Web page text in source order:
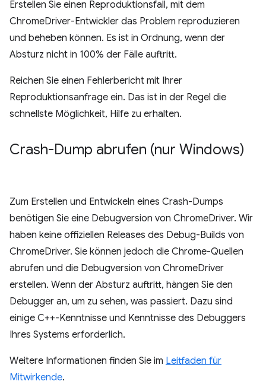
Erstellen Sie einen Reproduktionsfall, mit dem
ChromeDriver-Entwickler das Problem reproduzieren
und beheben können. Es ist in Ordnung, wenn der
Absturz nicht in 100% der Fälle auftritt.
Reichen Sie einen Fehlerbericht mit Ihrer
Reproduktionsanfrage ein. Das ist in der Regel die
schnellste Möglichkeit, Hilfe zu erhalten.
Crash-Dump abrufen (nur Windows)
Zum Erstellen und Entwickeln eines Crash-Dumps
benötigen Sie eine Debugversion von ChromeDriver. Wir
haben keine offiziellen Releases des Debug-Builds von
ChromeDriver. Sie können jedoch die Chrome-Quellen
abrufen und die Debugversion von ChromeDriver
erstellen. Wenn der Absturz auftritt, hängen Sie den
Debugger an, um zu sehen, was passiert. Dazu sind
einige C++-Kenntnisse und Kenntnisse des Debuggers
Ihres Systems erforderlich.
Weitere Informationen finden Sie im Leitfaden für
Mitwirkende.